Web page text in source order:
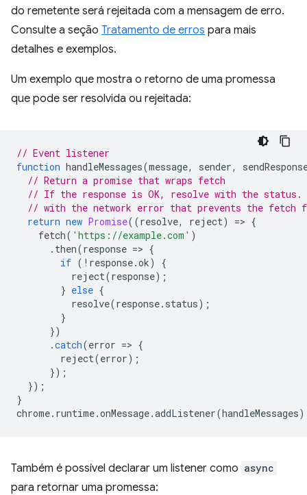
do remetente será rejeitada com a mensagem de erro.
Consulte a seção Tratamento de erros para mais
detalhes e exemplos.
Um exemplo que mostra o retorno de uma promessa
que pode ser resolvida ou rejeitada:
// Event listener
function handleMessages(message, sender,
// Return a promise that wraps fetch
// If the response is OK, resolve with the
// with the network error that prevents the fetch
return new Promise((resolve, reject) => {
fetch( 'https://example.com' )
. then(response => {
if ( ! response.ok)
{
reject(response);
} else {
resolve(response. status);
}
})
.catch(error => {
reject(error);
});
});
}
chrome. runtime.onMessage.addListener(handleMessages
Também é possível declarar um listener como async
para retornar uma promessa: